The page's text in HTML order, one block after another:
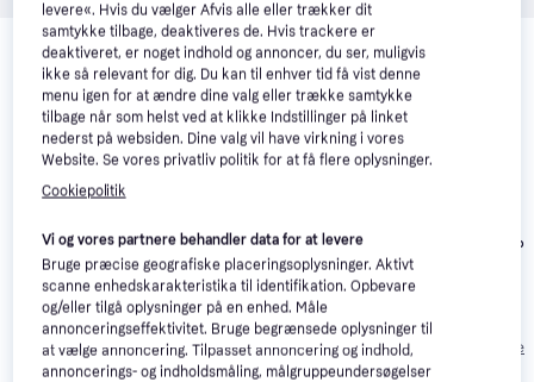
Relaterede produkter
Se vores forslag til andre produkter, der matcher dine
interesser. Vis alle
Panasonic DMP-
BDT167
3.4
732 kr.
Eller 3 betalinger af
244 kr.
Panasonic DMP-
BDT168
706 kr.
Eller 3 betalinger af
235 kr.
Panasonic
3.580 kr.
Eller 3 betalinger
1.193 kr.
levere«. Hvis du vælger Afvis alle eller trækker dit
samtykke tilbage, deaktiveres de. Hvis trackere er
deaktiveret, er noget indhold og annoncer, du ser, muligvis
ikke så relevant for dig. Du kan til enhver tid få vist denne
menu igen for at ændre dine valg eller trække samtykke
tilbage når som helst ved at klikke Indstillinger på linket
nederst på websiden. Dine valg vil have virkning i vores
Website. Se vores privatliv politik for at få flere oplysninger.
Cookiepolitik
Vi og vores partnere behandler data for at levere
Bruge præcise geografiske placeringsoplysninger. Aktivt
scanne enhedskarakteristika til identifikation. Opbevare
og/eller tilgå oplysninger på en enhed. Måle
annonceringseffektivitet. Bruge begrænsede oplysninger til
at vælge annoncering. Tilpasset annoncering og indhold,
annoncerings- og indholdsmåling, målgruppeundersøgelser